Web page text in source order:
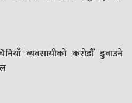
व्यवसायीको करोडौँ डुवाउने